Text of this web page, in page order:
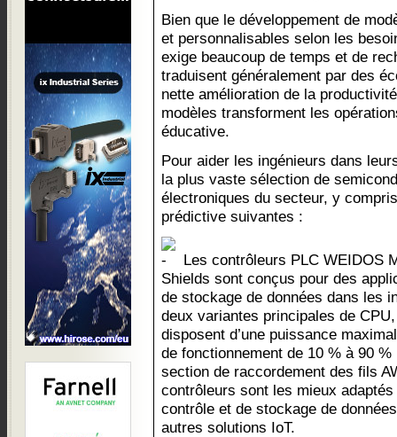
Bien que le développement de
et personnalisables selon les
exige beaucoup de temps et de
traduisent généralement par des
nette amélioration de la
modèles transforment les
éducative.
Pour aider les ingénieurs dans
la plus vaste sélection de
électroniques du secteur, y
prédictive suivantes :
Les contrôleurs PLC WEIDOS
Shields sont conçus pour des
de stockage de données dans les
deux variantes principales de
disposent d’une puissance
de fonctionnement de 10 % à 90
section de raccordement des fils
contrôleurs sont les mieux
contrôle et de stockage de
autres solutions IoT.